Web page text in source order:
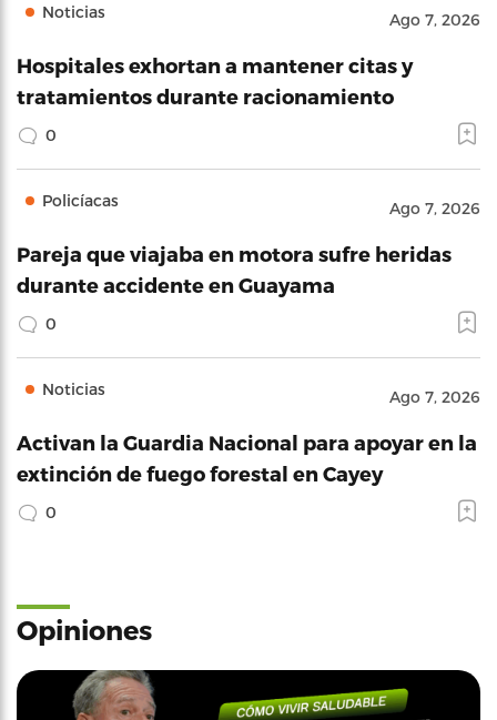
Noticias Ago 7, 2026
Hospitales exhortan a mantener citas y
tratamientos durante racionamiento
0
Policíacas Ago 7, 2026
Pareja que viajaba en motora sufre heridas
durante accidente en Guayama
0
Noticias Ago 7, 2026
Activan la Guardia Nacional para apoyar en la
extinción de fuego forestal en Cayey
0
Opiniones